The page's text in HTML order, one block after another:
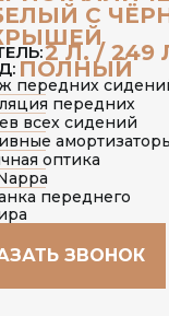
С
2 Л. / 249
ПОЛНЫЙ
передних
передних
всех сидений
оптика
переднего
ЗВОНОК